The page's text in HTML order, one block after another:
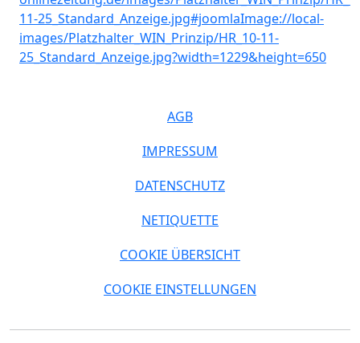
AGB
IMPRESSUM
DATENSCHUTZ
NETIQUETTE
COOKIE ÜBERSICHT
COOKIE EINSTELLUNGEN